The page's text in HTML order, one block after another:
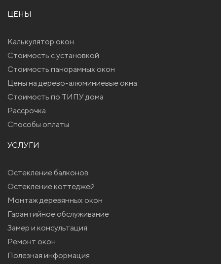
ЦЕНЫ
Калькулятор окон
Стоимость с установкой
Стоимость панорамных окон
Цены на дерево-алюминиевые окна
Стоимость по ТИПУ дома
Рассрочка
Способы оплаты
УСЛУГИ
Остекление балконов
Остекление коттеджей
Монтаж деревянных окон
Гарантийное обслуживание
Замер и консультация
Ремонт окон
Полезная информация